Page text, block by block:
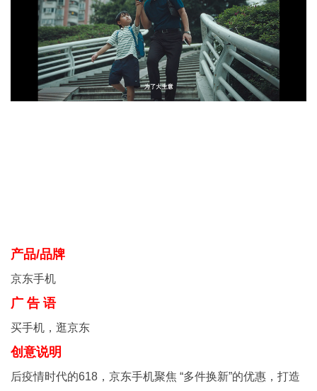
产品/品牌
京东手机
广 告 语
买手机，逛京东
创意说明
后疫情时代的618，京东手机聚焦 “多件换新”的优惠，打造